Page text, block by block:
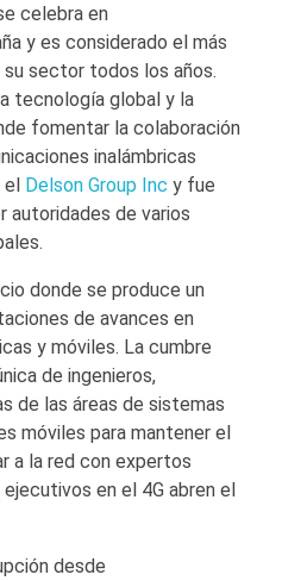
celebra en
y es considerado el más
sector todos los años.
tecnología global y la
fomentar la colaboración
inalámbricas
el Delson Group Inc y fue
autoridades de varios
donde se produce un
de avances en
y móviles. La cumbre
de ingenieros,
de las áreas de sistemas
móviles para mantener el
a la red con expertos
en el 4G abren el
desde